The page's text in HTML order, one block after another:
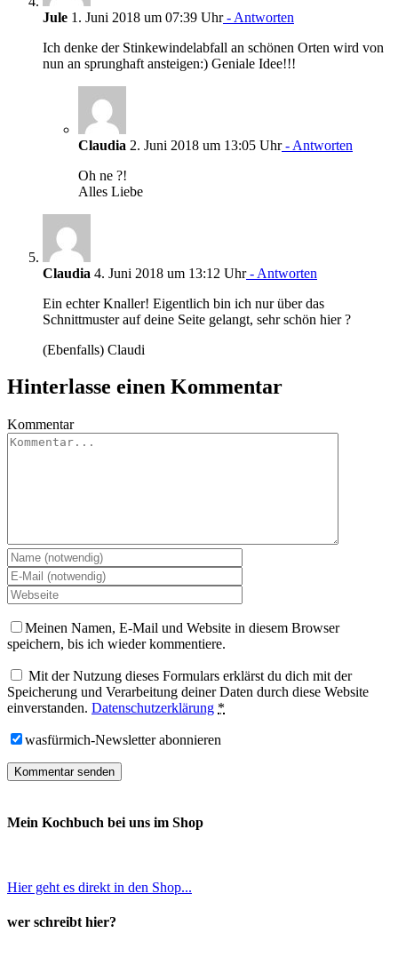
Jule 1. Juni 2018 um 07:39 Uhr- Antworten
Ich denke der Stinkewindelabfall an schönen Orten wird von
nun an sprunghaft ansteigen:) Geniale Idee!!!
Claudia 2. Juni 2018 um 13:05 Uhr- Antworten
Oh ne ?!
Alles Liebe
Claudia 4. Juni 2018 um 13:12 Uhr- Antworten
Ein echter Knaller! Eigentlich bin ich nur über das
Schnittmuster auf deine Seite gelangt, sehr schön hier ?
(Ebenfalls) Claudi
Hinterlasse einen Kommentar
Kommentar
Meinen Namen, E-Mail und Website in diesem Browser
speichern, bis ich wieder kommentiere.
Mit der Nutzung dieses Formulars erklärst du dich mit der
Speicherung und Verarbeitung deiner Daten durch diese Website
einverstanden. Datenschutzerklärung *
wasfürmich-Newsletter abonnieren
Mein Kochbuch bei uns im Shop
Hier geht es direkt in den Shop...
wer schreibt hier?